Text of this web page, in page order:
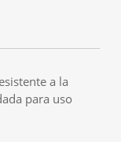
a la
para uso